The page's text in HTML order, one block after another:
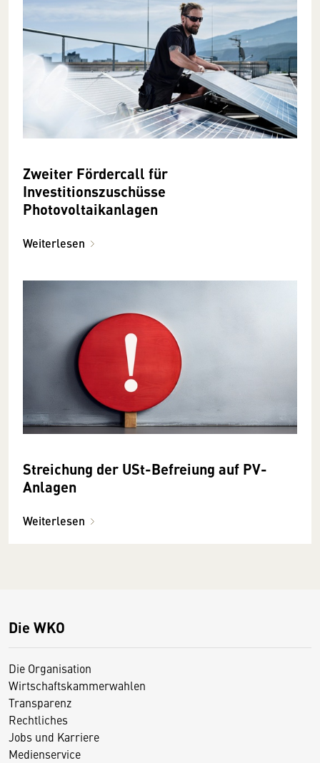
Zweiter Fördercall für
Investitionszuschüsse
Photovoltaikanlagen
Weiterlesen
Streichung der USt-Befreiung auf PV-
Anlagen
Weiterlesen
Die WKO
Die Organisation
Wirtschaftskammerwahlen
Transparenz
Rechtliches
Jobs und Karriere
Medienservice